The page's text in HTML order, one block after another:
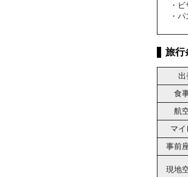
・
・
旅行
出
食
航
マイ
事前
現地